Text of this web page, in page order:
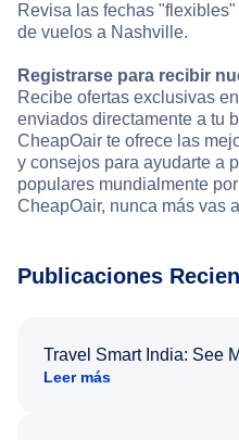
Revisa las fechas
de vuelos a Nashville.
Registrarse para recibir
Recibe ofertas exclusivas
enviados directamente a tu
CheapOair te ofrece las
y consejos para ayudarte a
populares mundialmente
CheapOair, nunca más vas
Publicaciones
Travel Smart India: See
Leer más